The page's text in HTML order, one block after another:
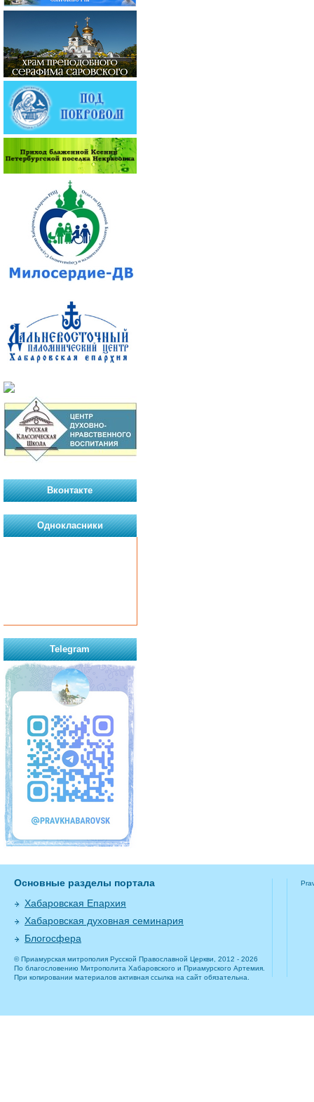
Вконтакте
Однокласники
Telegram
Основные разделы портала
Хабаровская Епархия
Хабаровская духовная семинария
Блогосфера
© Приамурская митрополия Русской Православной Церкви, 2012 - 2026
По благословению Митрополита Хабаровского и Приамурского Артемия.
При копировании материалов активная ссылка на сайт обязательна.